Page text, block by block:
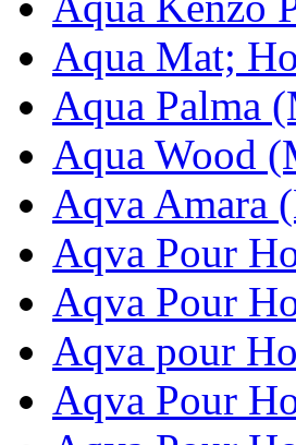
Aqua Mat;
Aqua Palma
Aqua Wood
Aqva Amara
Aqva Pour
Aqva Pour
Aqva pour
Aqva Pour